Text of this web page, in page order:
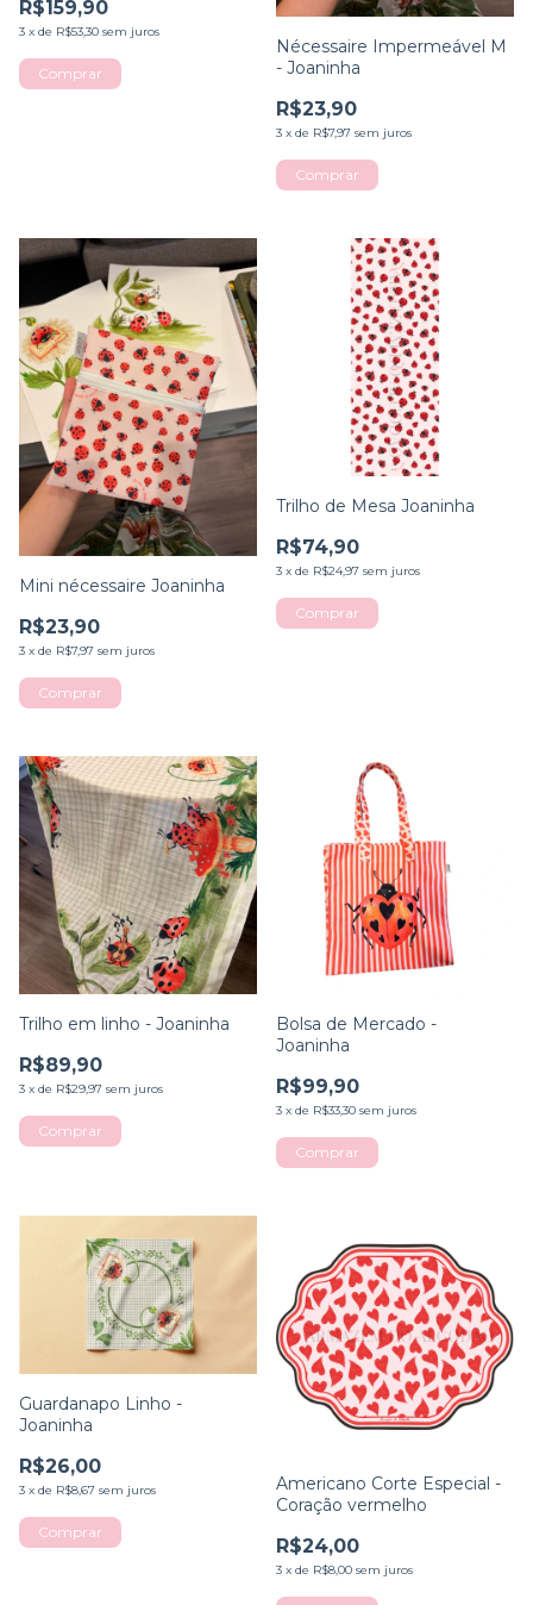
R$159,90
3 x de R$53,30 sem juros
Nécessaire Impermeável M
- Joaninha
R$23,90
3 x de R$7,97 sem juros
Mini nécessaire Joaninha
R$23,90
3 x de R$7,97 sem juros
Trilho de Mesa Joaninha
R$74,90
3 x de R$24,97 sem juros
Trilho em linho - Joaninha
R$89,90
3 x de R$29,97 sem juros
Bolsa de Mercado -
Joaninha
R$99,90
3 x de R$33,30 sem juros
Guardanapo Linho -
Joaninha
R$26,00
3 x de R$8,67 sem juros
Americano Corte Especial -
Coração vermelho
R$24,00
3 x de R$8,00 sem juros